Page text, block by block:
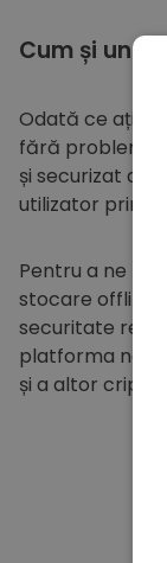
Cum și unde
Odată ce ați
fără probleme
și securizat din
utilizator
Pentru a ne
stocare offline
securitate
platforma
și a altor